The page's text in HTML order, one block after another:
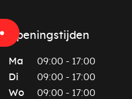
Openingstijden
Ma
09:00 - 17:00
Di
09:00 - 17:00
Wo
09:00 - 17:00